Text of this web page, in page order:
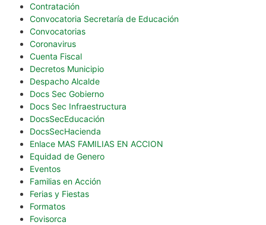
Contratación
Convocatoria Secretaría de Educación
Convocatorias
Coronavirus
Cuenta Fiscal
Decretos Municipio
Despacho Alcalde
Docs Sec Gobierno
Docs Sec Infraestructura
DocsSecEducación
DocsSecHacienda
Enlace MAS FAMILIAS EN ACCION
Equidad de Genero
Eventos
Familias en Acción
Ferias y Fiestas
Formatos
Fovisorca